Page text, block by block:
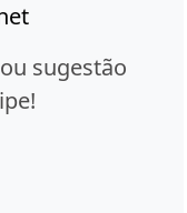
sugestão